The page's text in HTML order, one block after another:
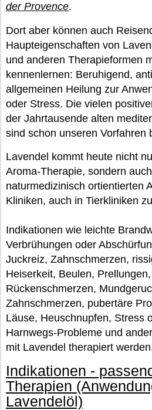
der Provence.
Dort aber können auch
Haupteigenschaften von
und anderen Therapieformen
kennenlernen: Beruhigend,
allgemeinen Heilung zur
oder Stress. Die vielen
der Jahrtausende alten
sind schon unseren Vorfahren
Lavendel kommt heute nicht
Aroma-Therapie, sondern
naturmedizinisch ortientierten
Kliniken, auch in Tierkliniken
Indikationen wie leichte
Verbrühungen oder
Juckreiz, Zahnschmerzen,
Heiserkeit, Beulen,
Rückenschmerzen,
Zahnschmerzen, pubertäre
Läuse, Heuschnupfen, Stress
Harnwegs-Probleme und
mit Lavendel therapiert
Indikationen -
Therapien
Lavendelöl)